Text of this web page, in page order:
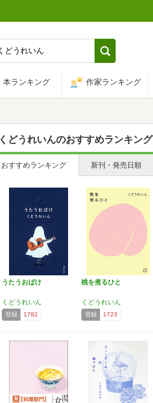
本ランキング 作家ランキング
くどうれいんのおすすめランキング
おすすめランキング 新刊・発売日順
うたうおばけ
くどうれいん
登録 1782
桃を煮るひと
くどうれいん
登録 1723